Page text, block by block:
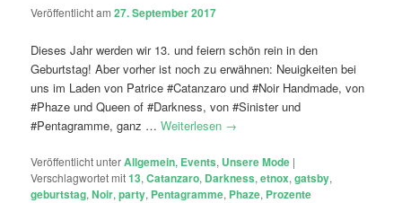
Veröffentlicht am27. September 2017
Dieses Jahr werden wir 13. und feiern schön rein in den
Geburtstag! Aber vorher ist noch zu erwähnen: Neuigkeiten bei
uns im Laden von Patrice #Catanzaro und #Noir Handmade, von
#Phaze und Queen of #Darkness, von #Sinister und
#Pentagramme, ganz …Weiterlesen →
Veröffentlicht unterAllgemein, Events, Unsere Mode |
Verschlagwortet mit13,Catanzaro, Darkness,etnox,gatsby,
geburtstag,Noir,party, Pentagramme, Phaze, Prozente